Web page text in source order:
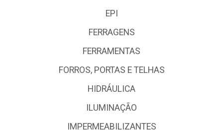
EPI
FERRAGENS
FERRAMENTAS
FORROS, PORTAS E TELHAS
HIDRÁULICA
ILUMINAÇÃO
IMPERMEABILIZANTES